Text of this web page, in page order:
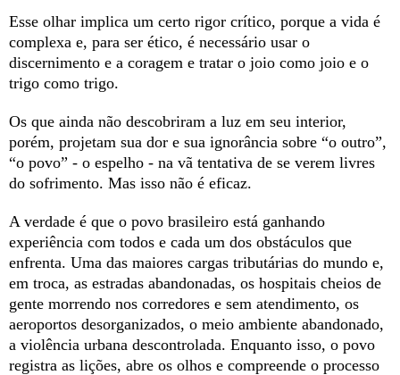
Esse olhar implica um certo rigor crítico, porque a vida é
complexa e, para ser ético, é necessário usar o
discernimento e a coragem e tratar o joio como joio e o
trigo como trigo.
Os que ainda não descobriram a luz em seu interior,
porém, projetam sua dor e sua ignorância sobre “o outro”,
“o povo” - o espelho - na vã tentativa de se verem livres
do sofrimento. Mas isso não é eficaz.
A verdade é que o povo brasileiro está ganhando
experiência com todos e cada um dos obstáculos que
enfrenta. Uma das maiores cargas tributárias do mundo e,
em troca, as estradas abandonadas, os hospitais cheios de
gente morrendo nos corredores e sem atendimento, os
aeroportos desorganizados, o meio ambiente abandonado,
a violência urbana descontrolada. Enquanto isso, o povo
registra as lições, abre os olhos e compreende o processo